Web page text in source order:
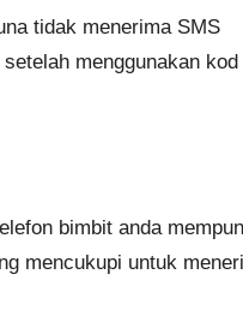
tidak menerima SMS
menggunakan
bimbit anda
mencukupi untuk